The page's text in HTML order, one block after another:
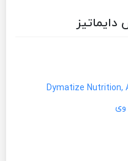
Dymatize Nutrition,
وی